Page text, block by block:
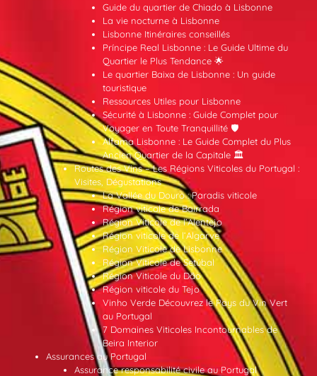
Guide du quartier de Chiado à Lisbonne
La vie nocturne à Lisbonne
Lisbonne Itinéraires conseillés
Príncipe Real Lisbonne : Le Guide Ultime du
Quartier le Plus Tendance 🌟
Le quartier Baixa de Lisbonne : Un guide
touristique
Ressources Utiles pour Lisbonne
Sécurité à Lisbonne : Guide Complet pour
Voyager en Toute Tranquillité 🛡️
Alfama Lisbonne : Le Guide Complet du Plus
Ancien Quartier de la Capitale 🏛️
Routes des Vins – Les Régions Viticoles du Portugal :
Visites, Dégustations
La Vallée du Douro : Paradis viticole
Région viticole de Bairrada
Région Viticole de l’Alentejo
Région viticole de l’Algarve
Région Viticole de Lisbonne
Région Viticole de Setúbal
Région Viticole du Dão
Région viticole du Tejo
Vinho Verde Découvrez le Pays du Vin Vert
au Portugal
7 Domaines Viticoles Incontournables de
Beira Interior
Assurances au Portugal
Assurance responsabilité civile au Portugal